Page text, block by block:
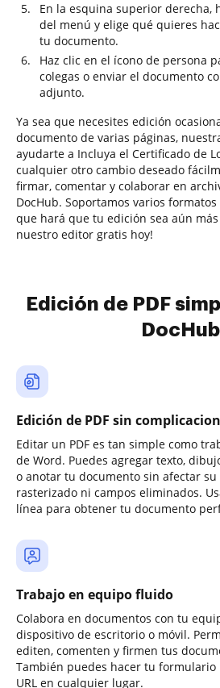
En la esquina superior derecha,
del menú y elige qué quieres
tu documento.
Haz clic en el ícono de persona
colegas o enviar el documento
adjunto.
Ya sea que necesites edición
documento de varias páginas,
ayudarte a Incluya el Certificado de
cualquier otro cambio deseado
firmar, comentar y colaborar en
DocHub. Soportamos varios
que hará que tu edición sea aún más
nuestro editor gratis hoy!
Edición de PDF
DocHub
Edición de PDF sin
Editar un PDF es tan simple como
de Word. Puedes agregar texto,
o anotar tu documento sin afectar
rasterizado ni campos eliminados.
línea para obtener tu documento
Trabajo en equipo fluido
Colabora en documentos con tu
dispositivo de escritorio o móvil.
editen, comenten y firmen tus
También puedes hacer tu
URL en cualquier lugar.